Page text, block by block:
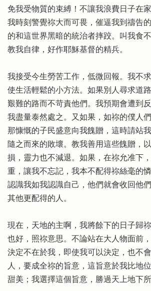
免我受物質的束縛！不讓我浪費日子在
我時刻警覺祢大而可畏，催逼我到禱告
的和這世界黑暗的統治者摔跤。叫我食
教我自律，好作耶穌基督的精兵。
我接受今生勞苦工作，低微回報。我不
使生活輕鬆的小方法。如果別人尋求道
艱難的路而不苛責他們。我預期會遭到
我盡量泰然處之。又如果，如祢的僕人
那慷慨的子民盛意向我餽贈，這時請站
隨之而來的敗壞。教我善用這些餽贈，
損，靈力也不減退。如果，在祢允准下
重，讓我不忘記，我本不配得祢絲毫的
認識我如我認識自己，他們就會收回他
其他更配得的人。
現在，天地的主啊，我將餘下的日子歸
也好，照祢意思。不論站在大人物面前
決定不在於我，即使我可以決定，也不
人，要成全祢的旨意，這旨意於我比地
甜美；我選擇這個旨意，勝過天上地下所